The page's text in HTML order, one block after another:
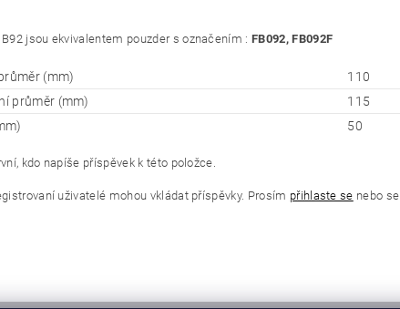
B92 jsou ekvivalentem pouzder s označením :FB092, FB092F
(mm)
110
průměr (mm)
115
50
kdo napíše příspěvek k této položce.
uživatelé mohou vkládat příspěvky. Prosím přihlaste se nebo se